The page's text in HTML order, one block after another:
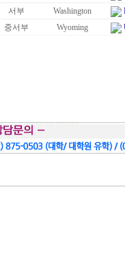
서부 Washington
중서부 Wyoming